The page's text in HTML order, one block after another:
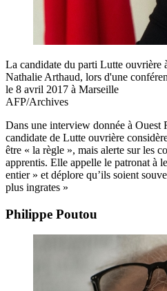
La candidate du parti Lutte ouvrière
Nathalie Arthaud, lors d'une
le 8 avril 2017 à Marseille
AFP/Archives
Dans une interview donnée à Ouest
candidate de Lutte ouvrière
être « la règle », mais alerte sur les
apprentis. Elle appelle le patronat à
entier » et déplore qu’ils soient
plus ingrates »
Philippe Poutou